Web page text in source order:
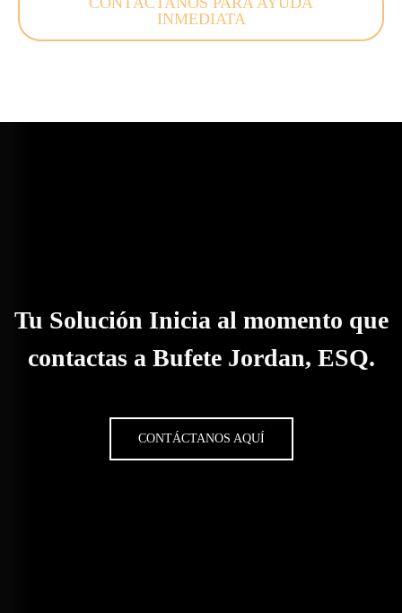
INMEDIATA
Tu Solución Inicia al momento que
contactas a Bufete Jordan, ESQ.
CONTÁCTANOS AQUÍ